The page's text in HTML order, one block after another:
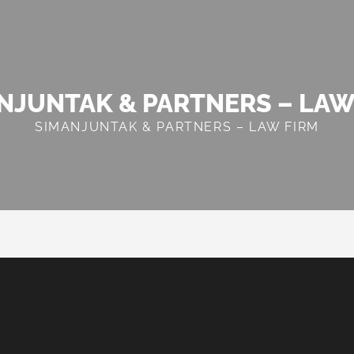
& PARTNERS –
SIMANJUNTAK & PARTNERS – LAW FIRM